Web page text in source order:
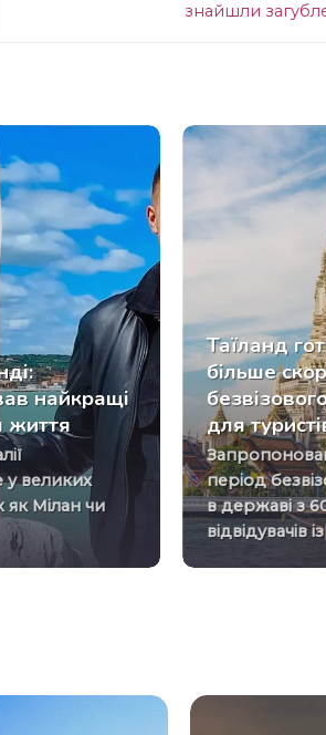
знайшли
найкращі
життя
у великих
як Мілан чи
Таїланд
більше
для
Запропоновано зменшити
період
в державі з
відвідувачів